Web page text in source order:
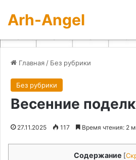
Arh-Angel
Главная / Без рубрики
Без рубрики
Весенние
27.11.2025 117 Время чтения: 2
Содержание [